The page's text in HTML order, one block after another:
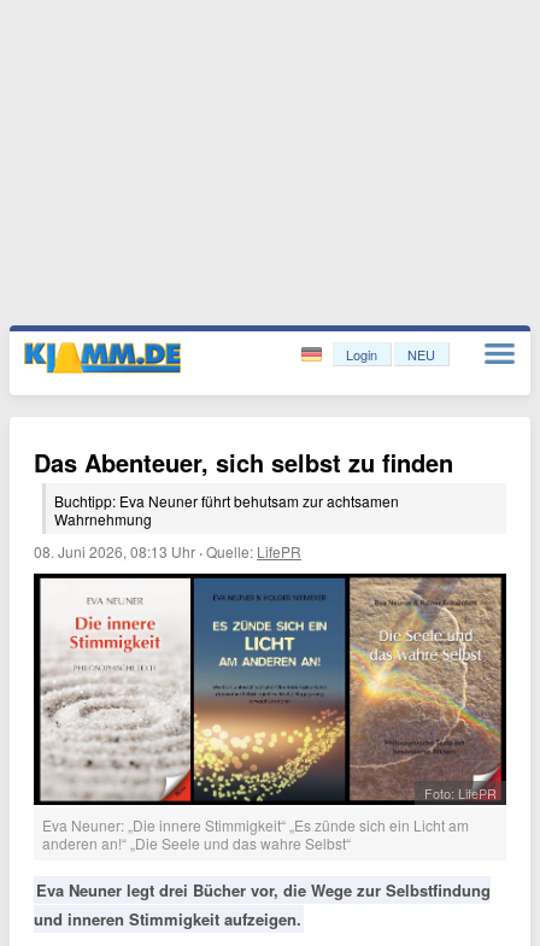
Login NEU
Das Abenteuer, sich selbst zu finden
Buchtipp: Eva Neuner führt behutsam zur achtsamen
Wahrnehmung
08. Juni 2026, 08:13 Uhr ·Quelle: LifePR
Foto: LifePR
Eva Neuner: „Die innere Stimmigkeit“ „Es zünde sich ein Licht am
anderen an!“ „Die Seele und das wahre Selbst“
Eva Neuner legt drei Bücher vor, die Wege zur Selbstfindung
und inneren Stimmigkeit aufzeigen.